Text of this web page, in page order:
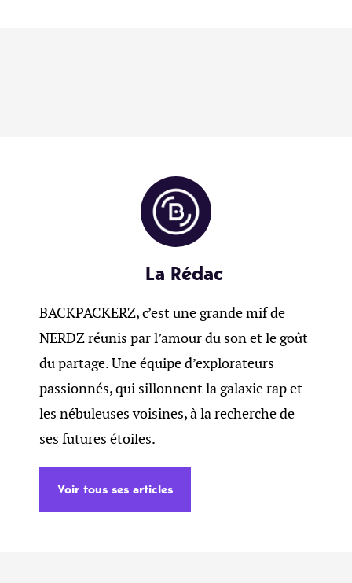
La Rédac
BACKPACKERZ, c’est une grande mif de
NERDZ réunis par l’amour du son et le goût
du partage. Une équipe d’explorateurs
passionnés, qui sillonnent la galaxie rap et
les nébuleuses voisines, à la recherche de
ses futures étoiles.
Voir tous ses articles